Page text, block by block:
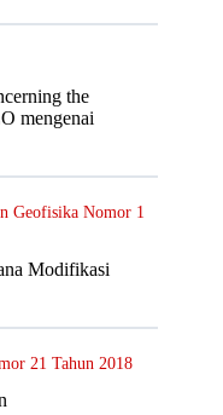
the
mengenai
Geofisika Nomor 1
Modifikasi
21 Tahun 2018